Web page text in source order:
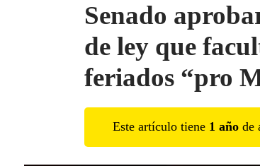
Senado
de ley que
feriados “pro
Este artículo tiene 1 año de